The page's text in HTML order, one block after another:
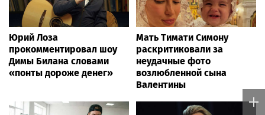
Юрий Лоза
прокомментировал шоу
Димы Билана словами
«понты дороже денег»
Мать Тимати Симону
раскритиковали за
неудачные фото
возлюбленной сына
Валентины